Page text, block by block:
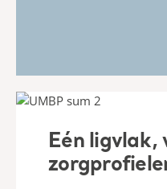
Eén ligvlak,